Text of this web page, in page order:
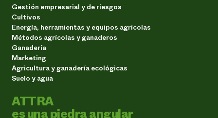
Gestión empresarial y de riesgos
Cultivos
Energía, herramientas y equipos agrícolas
Métodos agrícolas y ganaderos
Ganadería
Marketing
Agricultura y ganadería ecológicas
Suelo y agua
ATTRA
es una piedra angular